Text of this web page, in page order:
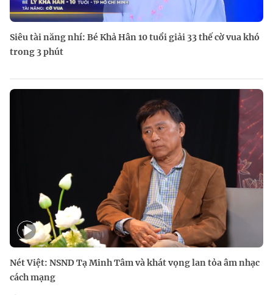
Siêu tài năng nhí: Bé Khả Hân 10 tuổi giải 33 thế cờ vua khó
trong 3 phút
Nét Việt: NSND Tạ Minh Tâm và khát vọng lan tỏa âm nhạc
cách mạng